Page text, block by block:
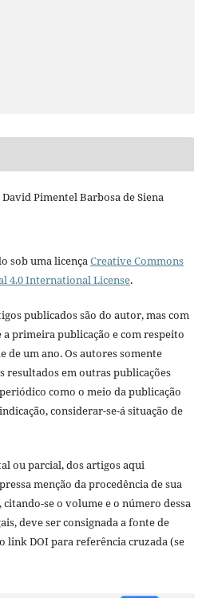
Pimentel Barbosa de Siena
sob uma licençaCreative Commons
4.0 International License.
publicados são do autor, mas com
primeira publicação e com respeito
de um ano. Os autores somente
resultados em outras publicações
como o meio da publicação
considerar-se-á situação de
ou parcial, dos artigos aqui
menção da procedência de sua
se o volume e o número dessa
deve ser consignada a fonte de
link DOI para referência cruzada (se